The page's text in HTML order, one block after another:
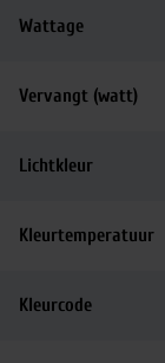
Wattage
Vervangt (watt)
Lichtkleur
Kleurtemperatuur
Kleurcode